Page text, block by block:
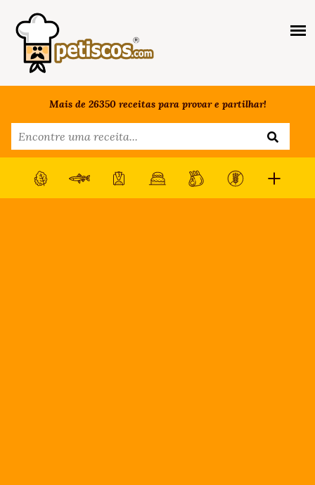
Mais de 26350 receitas para provar e partilhar!